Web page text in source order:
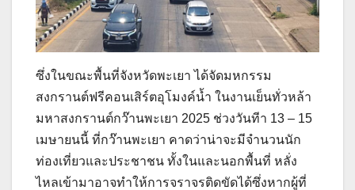
ซึ่งในขณะพื้นที่จังหวัดพะเยา ได้จัดมหกรรม
สงกรานต์ฟรีคอนเสิร์ตอุโมงค์น้ำ ในงานเย็นทั่วหล้า
มหาสงกรานต์กว๊านพะเยา 2025 ช่วงวันทีา 13 – 15
เมษายนนี้ ที่กว๊านพะเยา คาดว่าน่าจะมีจำนวนนัก
ท่องเที่ยวและประชาชน ทั้งในและนอกพื้นที่ หลั่ง
ไหลเข้ามาอาจทำให้การจราจรติดขัดได้ซึ่งหากผู้ที่